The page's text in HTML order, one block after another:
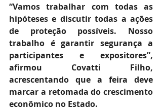
“Vamos trabalhar com todas as
hipóteses e discutir todas a ações
de proteção possíveis. Nosso
trabalho é garantir segurança a
participantes e expositores”,
afirmou Covatti Filho,
acrescentando que a feira deve
marcar a retomada do crescimento
econômico no Estado.